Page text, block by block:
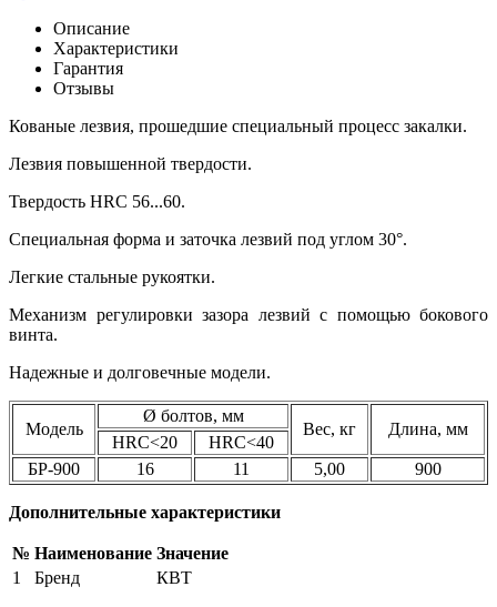
Описание
Характеристики
Гарантия
Отзывы
Кованые лезвия, прошедшие специальный процесс закалки.
Лезвия повышенной твердости.
Твердость HRC 56...60.
Специальная форма и заточка лезвий под углом 30°.
Легкие стальные рукоятки.
Механизм регулировки зазора лезвий с помощью бокового
винта.
Надежные и долговечные модели.
Модель
Ø болтов, мм
Вес, кг Длина, мм
HRC<20
HRC<40
БР-900
16 11 5,00 900
Дополнительные характеристики
№ Наименование Значение
1
Бренд КВТ